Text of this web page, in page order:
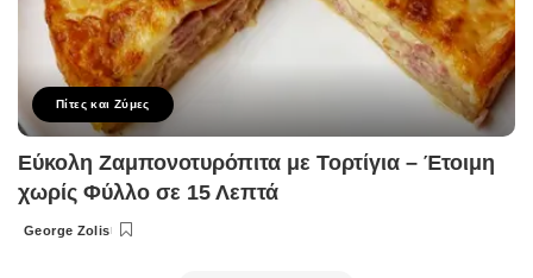
Πίτες και Ζύμες
Εύκολη Ζαμπονοτυρόπιτα με Τορτίγια – Έτοιμη
χωρίς Φύλλο σε 15 Λεπτά
Posted
George Zolis